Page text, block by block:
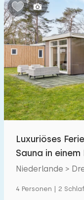
Luxuriöses
Sauna in
Niederlande >
4 Personen | 2